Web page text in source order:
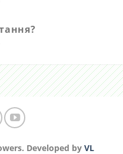
Developed by VL